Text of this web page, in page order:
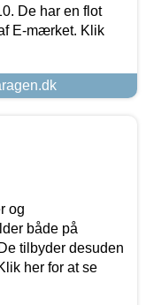
De har en flot
E-mærket. Klik
og
både på
tilbyder desuden
her for at se